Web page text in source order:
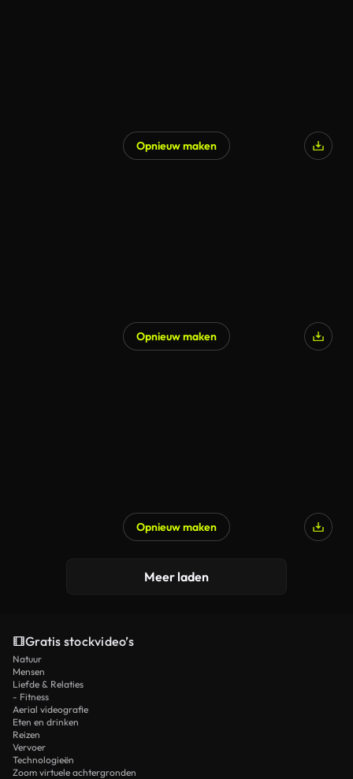
Opnieuw maken
Opnieuw maken
Opnieuw maken
Meer laden
Gratis stockvideo’s
Natuur
Mensen
Liefde & Relaties
- Fitness
Aerial videografie
Eten en drinken
Reizen
Vervoer
Technologieën
Zoom virtuele achtergronden